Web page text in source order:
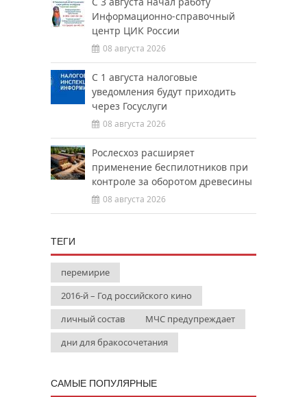
Информационно-справочный
центр ЦИК России
08 августа 2026
С 1 августа налоговые
уведомления будут приходить
через Госуслуги
08 августа 2026
Рослесхоз расширяет
применение беспилотников при
контроле за оборотом древесины
08 августа 2026
ТЕГИ
перемирие
2016-й – Год российского кино
личный состав
МЧС предупреждает
дни для бракосочетания
САМЫЕ ПОПУЛЯРНЫЕ